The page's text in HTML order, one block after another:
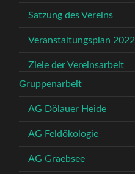
Satzung des Vereins
Veranstaltungsplan 2022
Ziele der Vereinsarbeit
Gruppenarbeit
AG Dölauer Heide
AG Feldökologie
AG Graebsee